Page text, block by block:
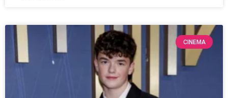
CINEMA